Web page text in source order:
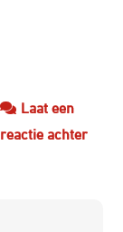
Laat een
reactie achterop